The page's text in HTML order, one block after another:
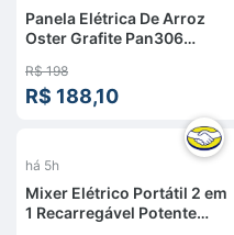
Panela Elétrica De Arroz
Oster Grafite Pan306
R$ 198
R$ 188,10
há 5h
Mixer Elétrico Portátil 2 em
1 Recarregável Potente